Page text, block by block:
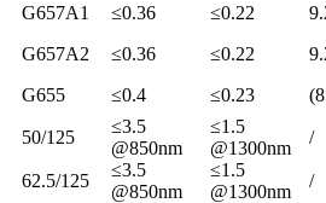
G657A1
≤0.36 ≤0.22
G657A2
≤0.36 ≤0.22
G655
≤0.4 ≤0.23
50/125
≤3.5
@850nm
≤1.5
@1300nm
/
62.5/125
≤3.5
@850nm
≤1.5
@1300nm
/